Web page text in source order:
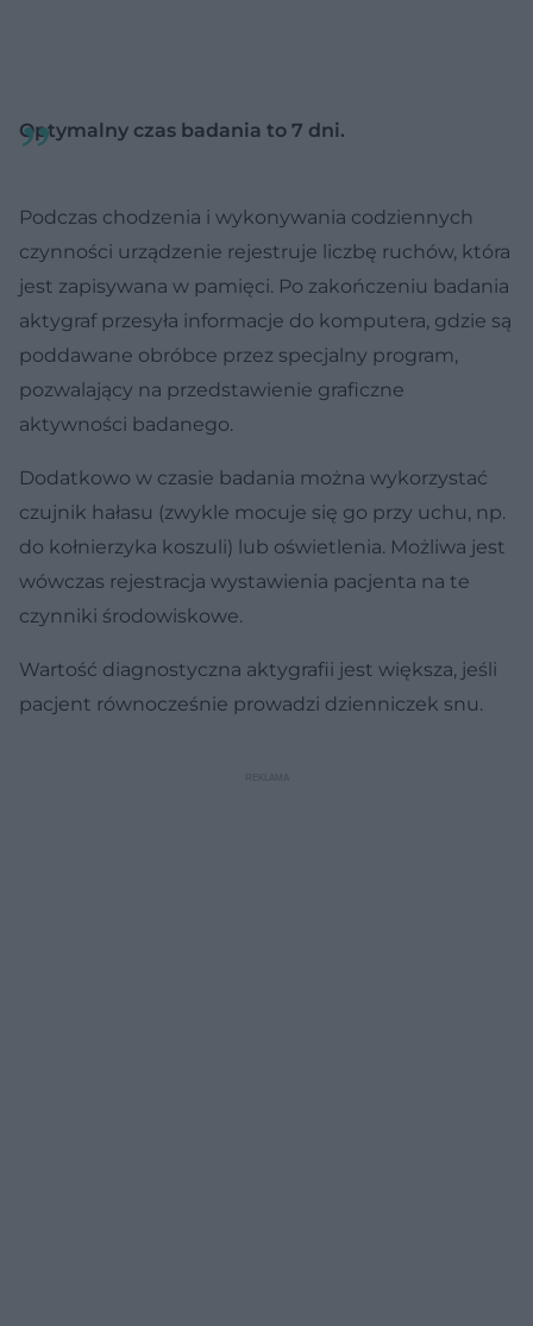
Optymalny czas badania to 7 dni.
Podczas chodzenia i wykonywania codziennych
czynności urządzenie rejestruje liczbę ruchów, która
jest zapisywana w pamięci. Po zakończeniu badania
aktygraf przesyła informacje do komputera, gdzie są
poddawane obróbce przez specjalny program,
pozwalający na przedstawienie graficzne
aktywności badanego.
Dodatkowo w czasie badania można wykorzystać
czujnik hałasu (zwykle mocuje się go przy uchu, np.
do kołnierzyka koszuli) lub oświetlenia. Możliwa jest
wówczas rejestracja wystawienia pacjenta na te
czynniki środowiskowe.
Wartość diagnostyczna aktygrafii jest większa, jeśli
pacjent równocześnie prowadzi dzienniczek snu.